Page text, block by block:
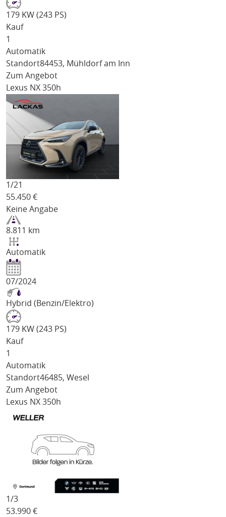
179 KW (243 PS)
Kauf
1
Automatik
Standort84453, Mühldorf am Inn
Zum Angebot
Lexus NX 350h
1/21
55.450 €
Keine Angabe
8.811 km
Automatik
07/2024
Hybrid (Benzin/Elektro)
179 KW (243 PS)
Kauf
1
Automatik
Standort46485, Wesel
Zum Angebot
Lexus NX 350h
1/3
53.990 €